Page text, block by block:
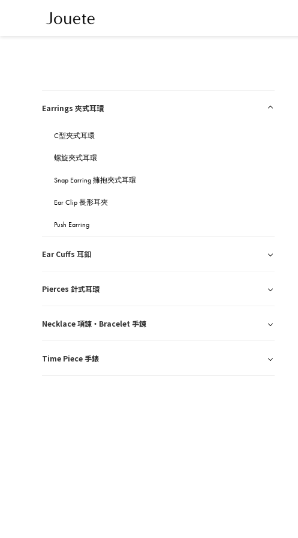
Earrings 夾式耳環
C型夾式耳環
螺旋夾式耳環
Snap Earring 擁抱夾式耳環
Ear Clip 長形耳夾
Push Earring
Ear Cuffs 耳釦
Pierces 針式耳環
Necklace 項鍊・Bracelet 手鍊
Time Piece 手錶